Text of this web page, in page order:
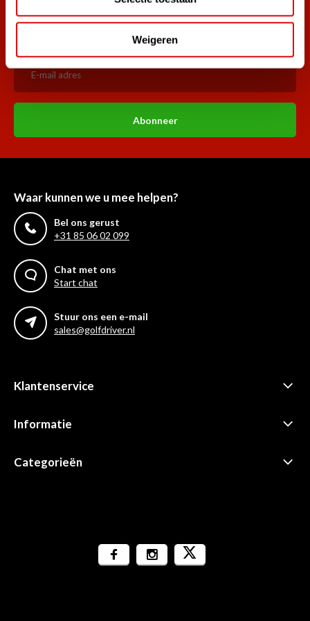
Weigeren
Word ook lid van de nieuwsbrief en mis nooit meer de beste
Abonneer
Waar kunnen we u mee helpen?
Bel ons gerust
+31 85 06 02 099
Chat met ons
Start chat
Stuur ons een e-mail
sales@golfdriver.nl
Klantenservice
Informatie
Categorieën